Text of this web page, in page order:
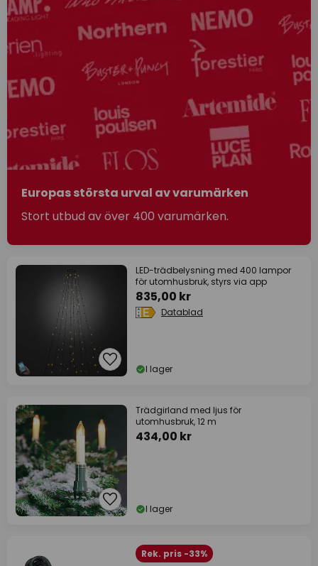
Europas största urval av varumärken
Stort utbud av över 400 varumärken.
LED-trädbelysning med 400 lampor
för utomhusbruk, styrs via app
835,00 kr
Datablad
I lager
Trädgirland med ljus för
utomhusbruk, 12 m
434,00 kr
I lager
Rek. pris -33%